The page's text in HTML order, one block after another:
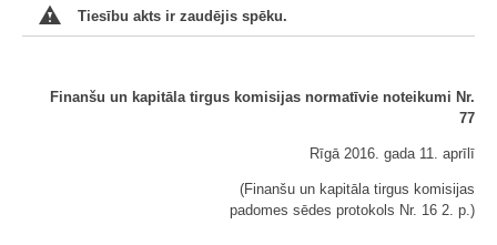
Tiesību akts ir zaudējis spēku.
Finanšu un kapitāla tirgus komisijas normatīvie noteikumi Nr.
77
Rīgā 2016. gada 11. aprīlī
(Finanšu un kapitāla tirgus komisijas
padomes sēdes protokols Nr. 16 2. p.)